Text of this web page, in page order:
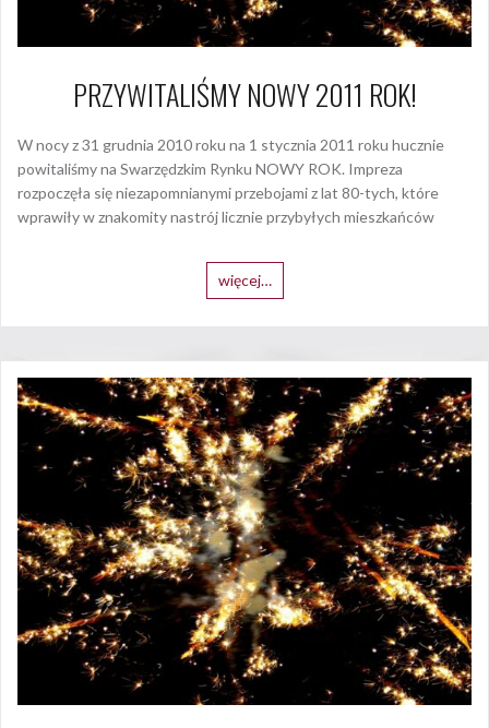
PRZYWITALIŚMY NOWY 2011 ROK!
W nocy z 31 grudnia 2010 roku na 1 stycznia 2011 roku hucznie
powitaliśmy na Swarzędzkim Rynku NOWY ROK. Impreza
rozpoczęła się niezapomnianymi przebojami z lat 80-tych, które
wprawiły w znakomity nastrój licznie przybyłych mieszkańców
więcej…